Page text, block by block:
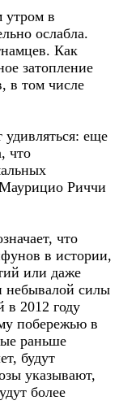
в
ослабла.
Как
затопление
в том числе
удивляться: еще
что
Риччи
что
в истории,
или даже
небывалой силы
в 2012 году
побережью в
раньше
будут
указывают,
более